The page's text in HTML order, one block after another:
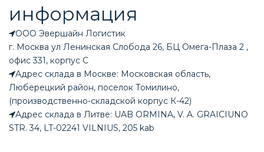
информация
ООО Эвершайн Логистик
г. Москва ул Ленинская Слобода 26, БЦ Омега-Плаза 2 ,
офис 331, корпус С
Адрес склада в Москве: Московская область,
Люберецкий район, поселок Томилино,
(производственно-складской корпус К-42)
Адрес склада в Литве: UAB ORMINA, V. A. GRAICIUNO
STR. 34, LT-02241 VILNIUS, 205 kab